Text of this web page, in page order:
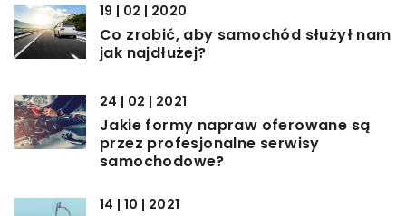
19 | 02 | 2020
Co zrobić, aby samochód służył nam
jak najdłużej?
24 | 02 | 2021
Jakie formy napraw oferowane są
przez profesjonalne serwisy
samochodowe?
14 | 10 | 2021